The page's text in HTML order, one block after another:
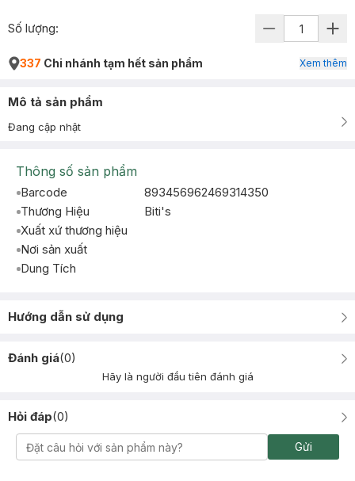
Số lượng:
337 Chi nhánh tạm hết sản phẩm Xem thêm
Mô tả sản phẩm
Đang cập nhật
Thông số sản phẩm
Barcode
893456962469314350
Thương Hiệu
Biti's
Xuất xứ thương hiệu
Nơi sản xuất
Dung Tích
Hướng dẫn sử dụng
Đánh giá(0)
Hãy là người đầu tiên đánh giá
Hỏi đáp(0)
Gửi